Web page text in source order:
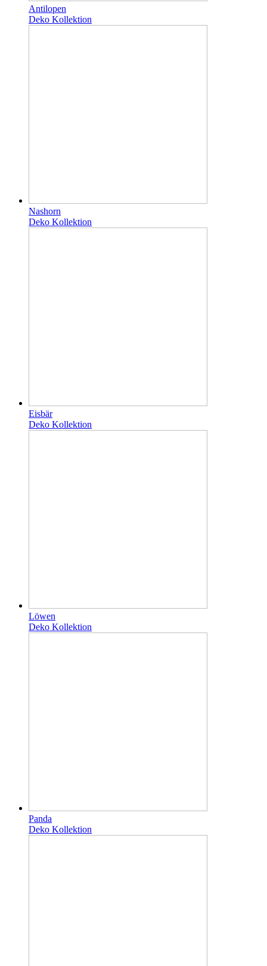
Antilopen
Deko Kollektion
Nashorn
Deko Kollektion
Eisbär
Deko Kollektion
Löwen
Deko Kollektion
Panda
Deko Kollektion